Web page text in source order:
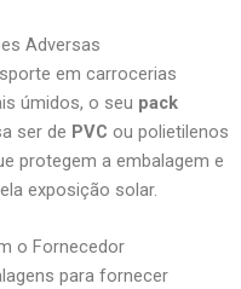
Adversas
em carrocerias
úmidos, o seu pack
ser de PVC ou polietilenos
protegem a embalagem e
exposição solar.
o Fornecedor
para fornecer